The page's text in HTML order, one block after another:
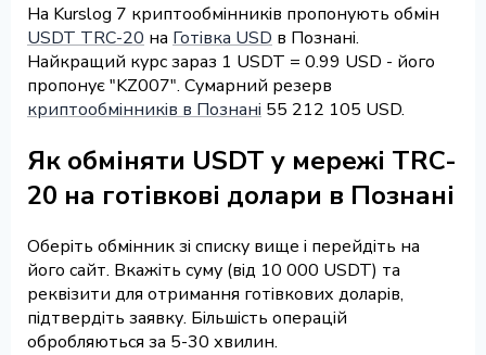
На Kurslog 7 криптообмінників пропонують обмін
USDT TRC-20 на Готівка USD в Познані.
Найкращий курс зараз 1 USDT = 0.99 USD - його
пропонує "KZ007". Сумарний резерв
криптообмінників в Познані 55 212 105 USD.
Як обміняти USDT у мережі TRC-
20 на готівкові долари в Познані
Оберіть обмінник зі списку вище і перейдіть на
його сайт. Вкажіть суму (від 10 000 USDT) та
реквізити для отримання готівкових доларів,
підтвердіть заявку. Більшість операцій
обробляються за 5-30 хвилин.